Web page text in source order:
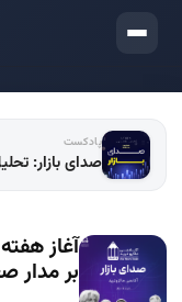
ورود
پادکست
صدای بازار:
آغاز
بر مدار